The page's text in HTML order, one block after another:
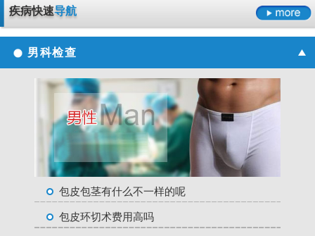
疾病快速导航
男科检查
包皮包茎有什么不一样的呢
包皮环切术费用高吗